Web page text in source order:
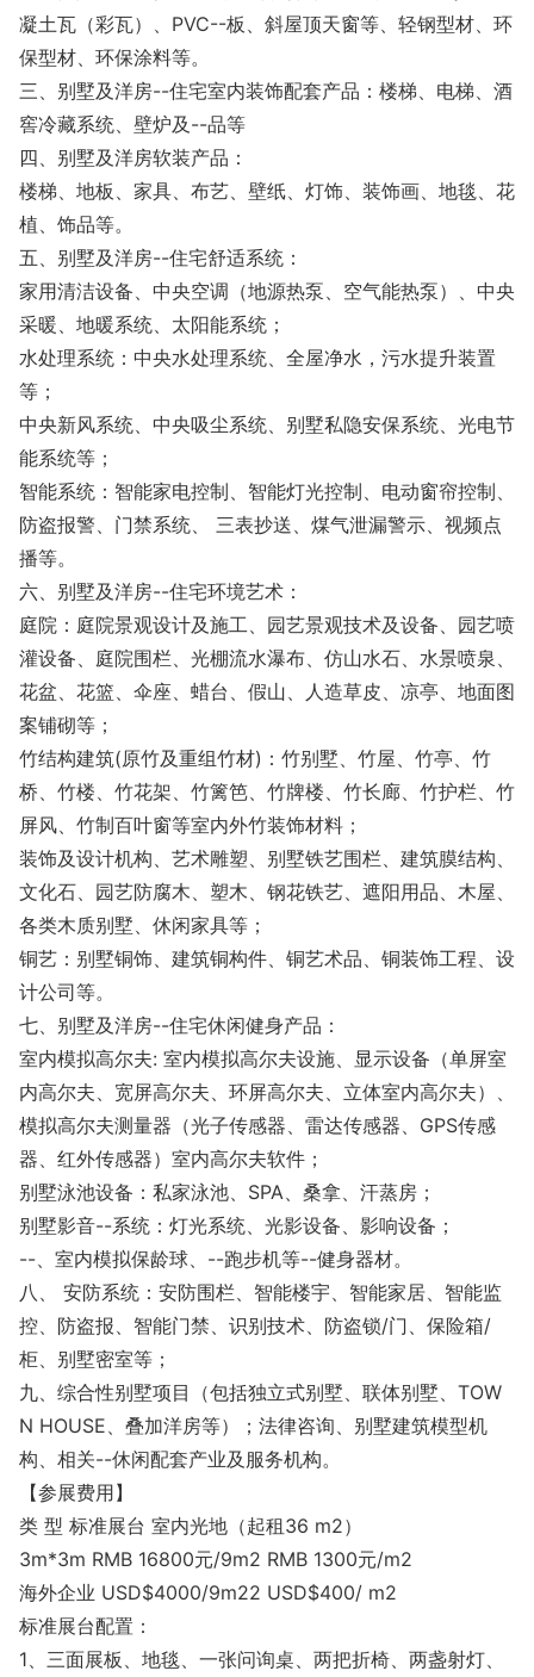
凝土瓦（彩瓦）、PVC--板、斜屋顶天窗等、轻钢型材、环
保型材、环保涂料等。
三、别墅及洋房--住宅室内装饰配套产品：楼梯、电梯、酒
窖冷藏系统、壁炉及--品等
四、别墅及洋房软装产品：
楼梯、地板、家具、布艺、壁纸、灯饰、装饰画、地毯、花
植、饰品等。
五、别墅及洋房--住宅舒适系统：
家用清洁设备、中央空调（地源热泵、空气能热泵）、中央
采暖、地暖系统、太阳能系统；
水处理系统：中央水处理系统、全屋净水，污水提升装置
等；
中央新风系统、中央吸尘系统、别墅私隐安保系统、光电节
能系统等；
智能系统：智能家电控制、智能灯光控制、电动窗帘控制、
防盗报警、门禁系统、 三表抄送、煤气泄漏警示、视频点
播等。
六、别墅及洋房--住宅环境艺术：
庭院：庭院景观设计及施工、园艺景观技术及设备、园艺喷
灌设备、庭院围栏、光棚流水瀑布、仿山水石、水景喷泉、
花盆、花篮、伞座、蜡台、假山、人造草皮、凉亭、地面图
案铺砌等；
竹结构建筑(原竹及重组竹材)：竹别墅、竹屋、竹亭、竹
桥、竹楼、竹花架、竹篱笆、竹牌楼、竹长廊、竹护栏、竹
屏风、竹制百叶窗等室内外竹装饰材料；
装饰及设计机构、艺术雕塑、别墅铁艺围栏、建筑膜结构、
文化石、园艺防腐木、塑木、钢花铁艺、遮阳用品、木屋、
各类木质别墅、休闲家具等；
铜艺：别墅铜饰、建筑铜构件、铜艺术品、铜装饰工程、设
计公司等。
七、别墅及洋房--住宅休闲健身产品：
室内模拟高尔夫: 室内模拟高尔夫设施、显示设备（单屏室
内高尔夫、宽屏高尔夫、环屏高尔夫、立体室内高尔夫）、
模拟高尔夫测量器（光子传感器、雷达传感器、GPS传感
器、红外传感器）室内高尔夫软件；
别墅泳池设备：私家泳池、SPA、桑拿、汗蒸房；
别墅影音--系统：灯光系统、光影设备、影响设备；
--、室内模拟保龄球、--跑步机等--健身器材。
八、 安防系统：安防围栏、智能楼宇、智能家居、智能监
控、防盗报、智能门禁、识别技术、防盗锁/门、保险箱/
柜、别墅密室等；
九、综合性别墅项目（包括独立式别墅、联体别墅、TOW
N HOUSE、叠加洋房等）；法律咨询、别墅建筑模型机
构、相关--休闲配套产业及服务机构。
【参展费用】
类 型 标准展台 室内光地（起租36 m2）
3m*3m RMB 16800元/9m2 RMB 1300元/m2
海外企业 USD$4000/9m22 USD$400/ m2
标准展台配置：
1、三面展板、地毯、一张问询桌、两把折椅、两盏射灯、